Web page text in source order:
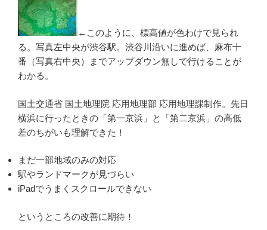
←このように、標高値が色わけで見られ
る。写真左中央が渋谷駅。渋谷川沿いに進めば、麻布十
番（写真右中央）までアップダウン無しで行けることが
わかる。
国土交通省 国土地理院 応用地理部 応用地理課制作。先日
横浜に行ったときの「第一京浜」と「第二京浜」の高低
差のちがいも理解できた！
まだ一部地域のみの対応
駅やランドマークが見づらい
iPadでうまくスクロールできない
というところの改善に期待！